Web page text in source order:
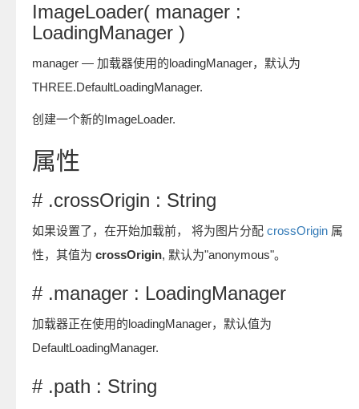
ImageLoader( manager :
LoadingManager )
manager — 加载器使用的loadingManager，默认为
THREE.DefaultLoadingManager.
创建一个新的ImageLoader.
属性
# .crossOrigin : String
如果设置了，在开始加载前， 将为图片分配 crossOrigin 属
性，其值为 crossOrigin, 默认为"anonymous"。
# .manager : LoadingManager
加载器正在使用的loadingManager，默认值为
DefaultLoadingManager.
# .path : String